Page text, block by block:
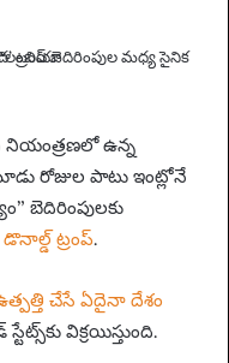
నియంత్రణలో ఉన్న
రోజుల పాటు ఇంట్లోనే
బెదిరింపులకు
డొనాల్డ్ ట్రంప్.
చేసే ఏదైనా దేశం
విక్రయిస్తుంది.